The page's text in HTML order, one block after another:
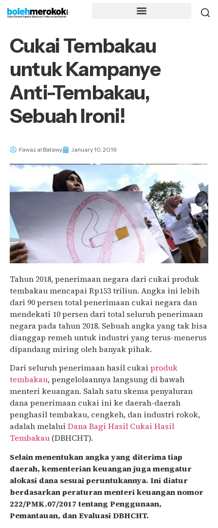
Cukai Tembakau
untuk Kampanye
Anti-Tembakau,
Sebuah Ironi!
Fawaz al Batawy January 10, 2019
Tahun 2018, penerimaan negara dari cukai produk
tembakau mencapai Rp153 triliun. Angka ini lebih
dari 90 persen total penerimaan cukai negara dan
mendekati 10 persen dari total seluruh penerimaan
negara pada tahun 2018. Sebuah angka yang tak bisa
dianggap remeh untuk industri yang terus-menerus
dipandang miring oleh banyak pihak.
Dari seluruh penerimaan hasil cukai produk
tembakau, pengelolaannya langsung di bawah
menteri keuangan. Salah satu skema penyaluran
dana penerimaan cukai ini ke daerah-daerah
penghasil tembakau, cengkeh, dan industri rokok,
adalah melalui Dana Bagi Hasil Cukai Hasil
Tembakau (DBHCHT).
Selain menentukan angka yang diterima tiap
daerah, kementerian keuangan juga mengatur
alokasi dana sesuai peruntukannya. Ini diatur
berdasarkan peraturan menteri keuangan nomor
222/PMK.07/2017 tentang Penggunaan,
Pemantauan, dan Evaluasi DBHCHT.